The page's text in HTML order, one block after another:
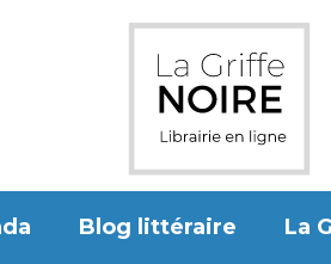
Blog littéraire La